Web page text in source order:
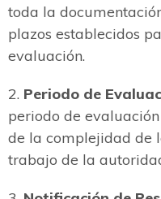
toda la
plazos establecidos
evaluación.
2. Periodo de
periodo de
de la complejidad de
trabajo de la